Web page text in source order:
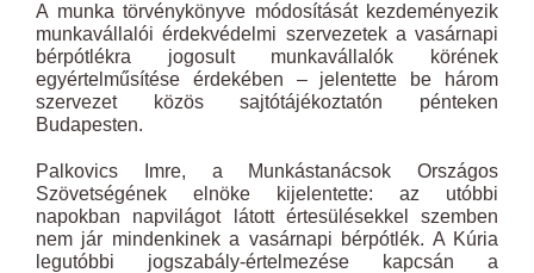
Image
A munka törvénykönyve módosítását kezdeményezik
munkavállalói érdekvédelmi szervezetek a vasárnapi
bérpótlékra jogosult munkavállalók körének
egyértelműsítése érdekében – jelentette be három
szervezet közös sajtótájékoztatón pénteken
Budapesten.
Palkovics Imre, a Munkástanácsok Országos
Szövetségének elnöke kijelentette: az utóbbi
napokban napvilágot látott értesülésekkel szemben
nem jár mindenkinek a vasárnapi bérpótlék. A Kúria
legutóbbi jogszabály-értelmezése kapcsán a